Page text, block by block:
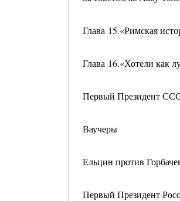
Глава 15.«Римская
Глава 16.«Хотели как
Первый Президент
Ваучеры
Ельцин против
Первый Президент